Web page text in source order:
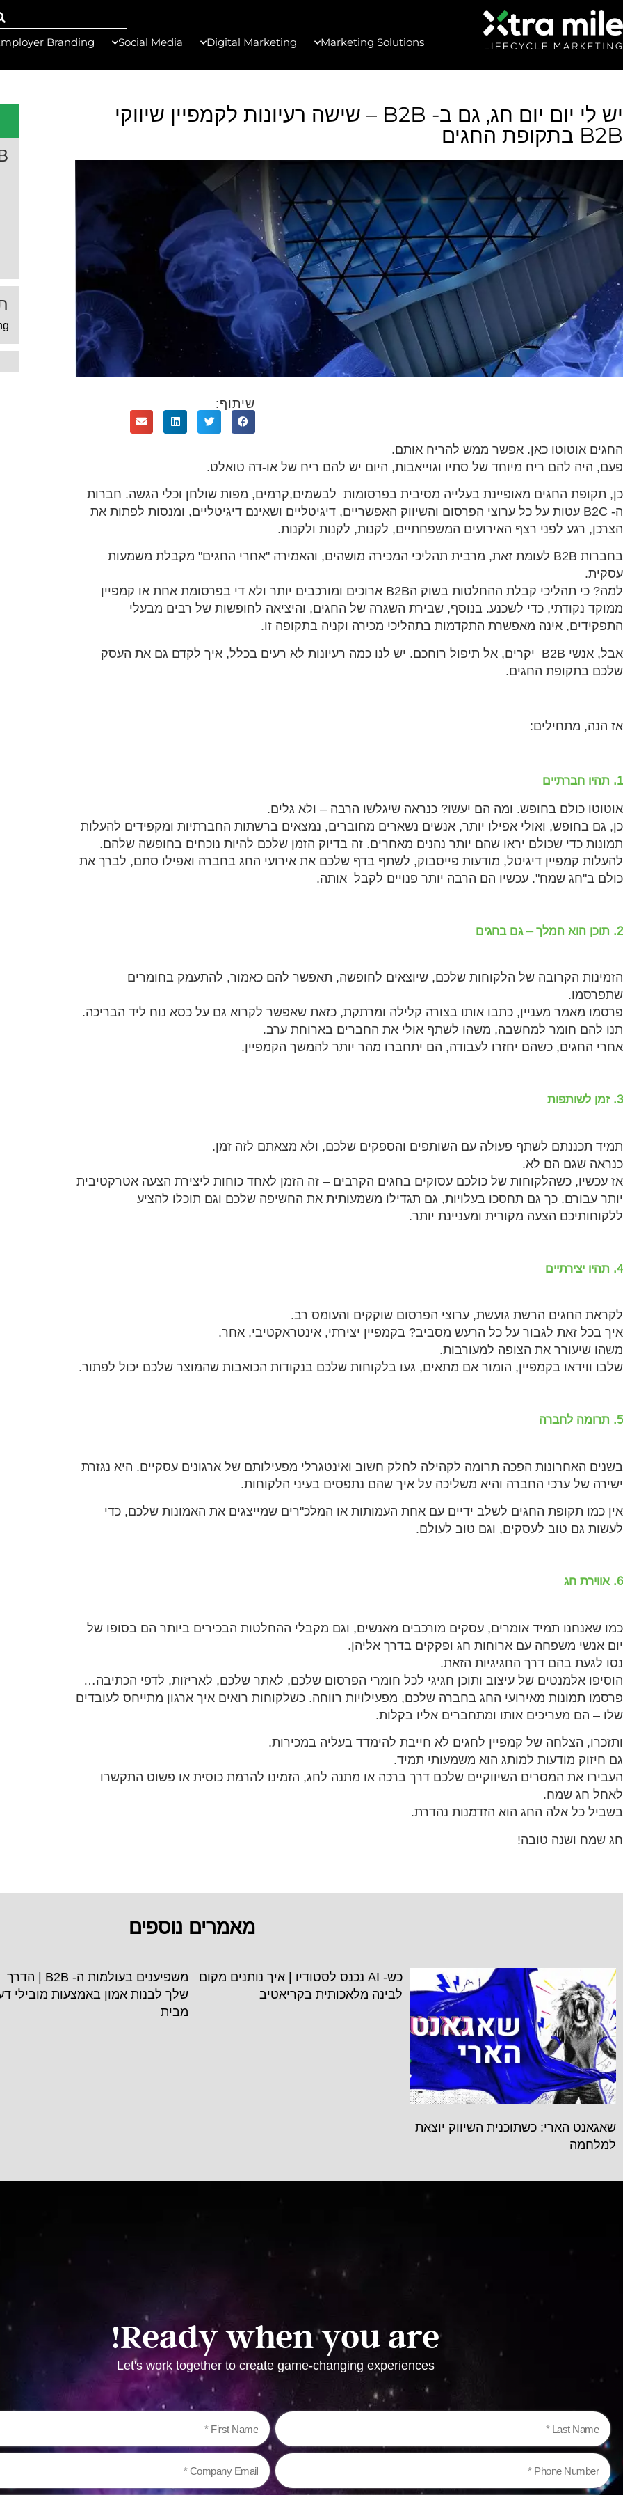
Marketing Solutions
Digital Marketing
Social Media
Branding
יש לי יום יום חג, גם ב- B2B – שישה רעיונות לקמפיין שיווקי
B2B בתקופת החגים
שיתוף:
החגים אוטוטו כאן. אפשר ממש להריח אותם.
פעם, היה להם ריח מיוחד של סתיו וגוייאבות, היום יש להם ריח של או-דה טואלט.
כן, תקופת החגים מאופיינת בעלייה מסיבית בפרסומות לבשמים,קרמים, מפות שולחן וכלי הגשה. חברות
ה- B2C עטות על כל ערוצי הפרסום והשיווק האפשריים, דיגיטליים ושאינם דיגיטליים, ומנסות לפתות את
הצרכן, רגע לפני רצף האירועים המשפחתיים, לקנות, לקנות ולקנות.
בחברות B2B לעומת זאת, מרבית תהליכי המכירה מושהים, והאמירה "אחרי החגים" מקבלת משמעות
עסקית.
למה? כי תהליכי קבלת ההחלטות בשוק הB2B ארוכים ומורכבים יותר ולא די בפרסומת אחת או קמפיין
ממוקד נקודתי, כדי לשכנע. בנוסף, שבירת השגרה של החגים, והיציאה לחופשות של רבים מבעלי
התפקידים, אינה מאפשרת התקדמות בתהליכי מכירה וקניה בתקופה זו.
אבל, אנשי B2B יקרים, אל תיפול רוחכם. יש לנו כמה רעיונות לא רעים בכלל, איך לקדם גם את העסק
שלכם בתקופת החגים.
אז הנה, מתחילים:
1. תהיו חברתיים
אוטוטו כולם בחופש. ומה הם יעשו? כנראה שיגלשו הרבה – ולא גלים.
כן, גם בחופש, ואולי אפילו יותר, אנשים נשארים מחוברים, נמצאים ברשתות החברתיות ומקפידים להעלות
תמונות כדי שכולם יראו שהם יותר נהנים מאחרים. זה בדיוק הזמן שלכם להיות נוכחים בחופשה שלהם.
להעלות קמפיין דיגיטל, מודעות פייסבוק, לשתף בדף שלכם את אירועי החג בחברה ואפילו סתם, לברך את
כולם ב"חג שמח". עכשיו הם הרבה יותר פנויים לקבל אותה.
2. תוכן הוא המלך – גם בחגים
הזמינות הקרובה של הלקוחות שלכם, שיוצאים לחופשה, תאפשר להם כאמור, להתעמק בחומרים
שתפרסמו.
פרסמו מאמר מעניין, כתבו אותו בצורה קלילה ומרתקת, כזאת שאפשר לקרוא גם על כסא נוח ליד הבריכה.
תנו להם חומר למחשבה, משהו לשתף אולי את החברים בארוחת ערב.
אחרי החגים, כשהם יחזרו לעבודה, הם יתחברו מהר יותר להמשך הקמפיין.
3. זמן לשותפות
תמיד תכננתם לשתף פעולה עם השותפים והספקים שלכם, ולא מצאתם לזה זמן.
כנראה שגם הם לא.
אז עכשיו, כשהלקוחות של כולכם עסוקים בחגים הקרבים – זה הזמן לאחד כוחות ליצירת הצעה אטרקטיבית
יותר עבורם. כך גם תחסכו בעלויות, גם תגדילו משמעותית את החשיפה שלכם וגם תוכלו להציע
ללקוחותיכם הצעה מקורית ומעניינת יותר.
4. תהיו יצירתיים
לקראת החגים הרשת גועשת, ערוצי הפרסום שוקקים והעומס רב.
איך בכל זאת לגבור על כל הרעש מסביב? בקמפיין יצירתי, אינטראקטיבי, אחר.
משהו שיעורר את הצופה למעורבות.
שלבו ווידאו בקמפיין, הומור אם מתאים, געו בלקוחות שלכם בנקודות הכואבות שהמוצר שלכם יכול לפתור.
5. תרומה לחברה
בשנים האחרונות הפכה תרומה לקהילה לחלק חשוב ואינטגרלי מפעילותם של ארגונים עסקיים. היא נגזרת
ישירה של ערכי החברה והיא משליכה על איך שהם נתפסים בעיני הלקוחות.
אין כמו תקופת החגים לשלב ידיים עם אחת העמותות או המלכ"רים שמייצגים את האמונות שלכם, כדי
לעשות גם טוב לעסקים, וגם טוב לעולם.
6. אווירת חג
כמו שאנחנו תמיד אומרים, עסקים מורכבים מאנשים, וגם מקבלי ההחלטות הבכירים ביותר הם בסופו של
יום אנשי משפחה עם ארוחות חג ופקקים בדרך אליהן.
נסו לגעת בהם דרך החגיגיות הזאת.
הוסיפו אלמנטים של עיצוב ותוכן חגיגי לכל חומרי הפרסום שלכם, לאתר שלכם, לאריזות, לדפי הכתיבה…
פרסמו תמונות מאירועי החג בחברה שלכם, מפעילויות רווחה. כשלקוחות רואים איך ארגון מתייחס לעובדים
שלו – הם מעריכים אותו ומתחברים אליו בקלות.
ותזכרו, הצלחה של קמפיין לחגים לא חייבת להימדד בעליה במכירות.
גם חיזוק מודעות למותג הוא משמעותי תמיד.
העבירו את המסרים השיווקיים שלכם דרך ברכה או מתנה לחג, הזמינו להרמת כוסית או פשוט התקשרו
לאחל חג שמח.
בשביל כל אלה החג הוא הזדמנות נהדרת.
חג שמח ושנה טובה!
מאמרים נוספים
שאגאנט הארי: כשתוכנית השיווק יוצאת
למלחמה
כש- AI נכנס לסטודיו | איך נותנים מקום
לבינה מלאכותית בקריאטיב
משפיענים בעולמות ה- B2B | הדרך
שלך לבנות אמון באמצעות מובילי
מבית
Ready when you are!
Let's work together to create game-changing experiences